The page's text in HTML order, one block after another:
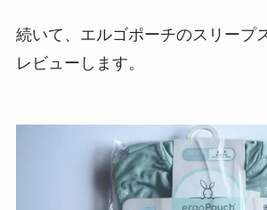
続いて、エルゴポーチのスリープ
レビューします。